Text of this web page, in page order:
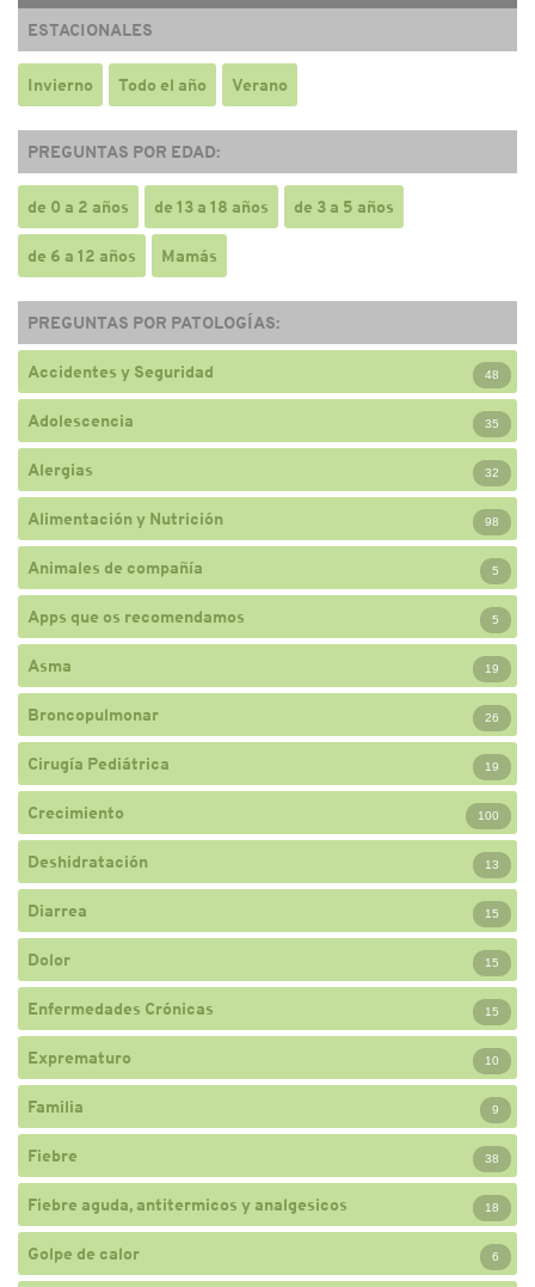
ESTACIONALES
Invierno Todo el año Verano
PREGUNTAS POR EDAD:
de 0 a 2 años de 13 a 18 años de 3 a 5 años
de 6 a 12 años Mamás
PREGUNTAS POR PATOLOGÍAS:
Accidentes y Seguridad 48
Adolescencia 35
Alergias 32
Alimentación y Nutrición 98
Animales de compañía 5
Apps que os recomendamos 5
Asma 19
Broncopulmonar 26
Cirugía Pediátrica 19
Crecimiento 100
Deshidratación 13
Diarrea 15
Dolor 15
Enfermedades Crónicas 15
Exprematuro 10
Familia 9
Fiebre 38
Fiebre aguda, antitermicos y analgesicos 18
Golpe de calor 6